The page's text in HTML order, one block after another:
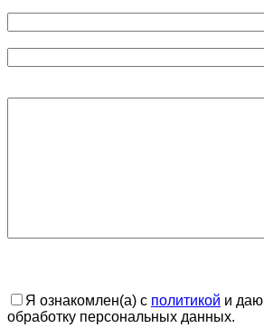
Я ознакомлен(а) с политикой и даю
обработку персональных данных.